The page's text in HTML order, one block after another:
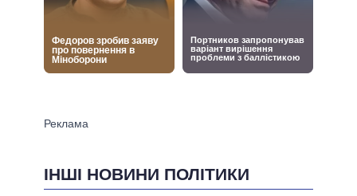
ІНШІ НОВИНИ ПОЛІТИКИ